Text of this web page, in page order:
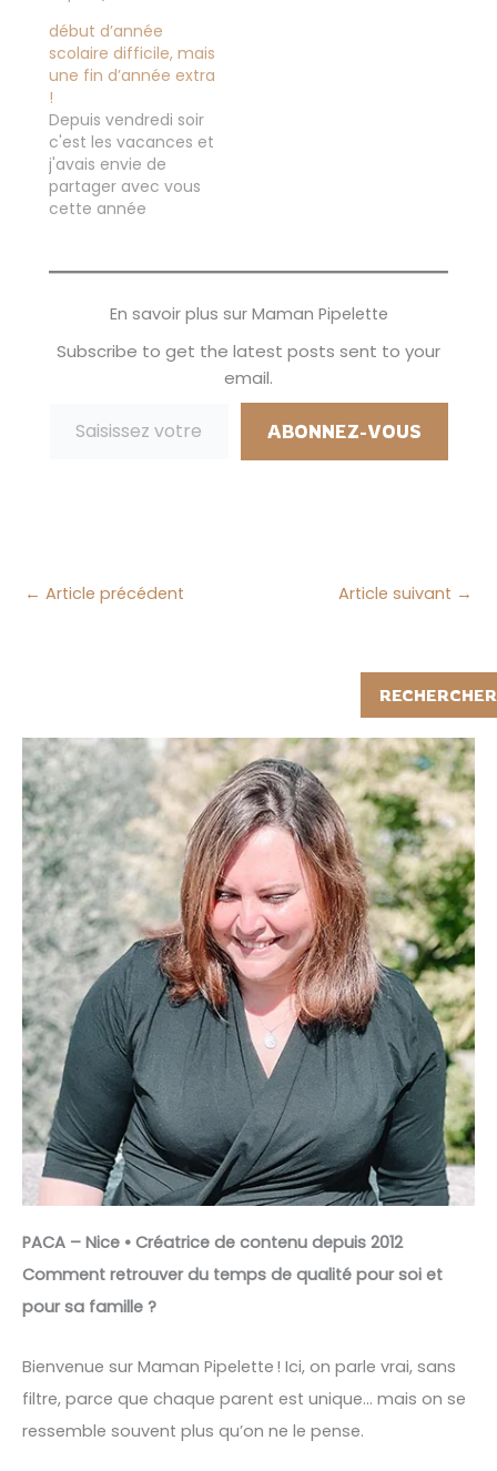
début d’année
scolaire difficile, mais
une fin d’année extra
!
Depuis vendredi soir
c'est les vacances et
j'avais envie de
partager avec vous
cette année
en début d'année
cela n'a pas été du
tout évident. La
maîtresse l'a vite vu
voulait pas aller…
En savoir plus sur Maman Pipelette
Subscribe to get the latest posts sent to your
email.
ABONNEZ-VOUS
← Article précédent Article suivant →
RECHERCHER
PACA – Nice • Créatrice de contenu depuis 2012
Comment retrouver du temps de qualité pour soi et
pour sa famille ?
Bienvenue sur Maman Pipelette ! Ici, on parle vrai, sans
filtre, parce que chaque parent est unique… mais on se
ressemble souvent plus qu’on ne le pense.